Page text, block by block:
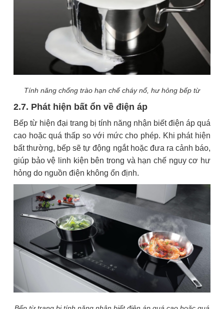
Tính năng chống trào hạn chế cháy nổ, hư hỏng bếp từ
2.7. Phát hiện bất ổn về điện áp
Bếp từ hiện đại trang bị tính năng nhận biết điện áp quá
cao hoặc quá thấp so với mức cho phép. Khi phát hiện
bất thường, bếp sẽ tự động ngắt hoặc đưa ra cảnh báo,
giúp bảo vệ linh kiện bên trong và hạn chế nguy cơ hư
hỏng do nguồn điện không ổn định.